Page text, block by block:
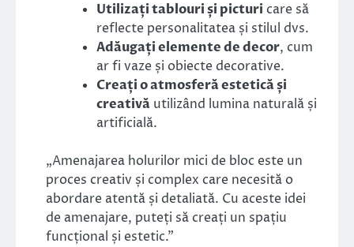
Utilizați tablouri și picturi care să
reflecte personalitatea și stilul dvs.
Adăugați elemente de decor, cum
ar fi vaze și obiecte decorative.
Creați o atmosferă estetică și
creativă utilizând lumina naturală și
artificială.
„Amenajarea holurilor mici de bloc este un
proces creativ și complex care necesită o
abordare atentă și detaliată. Cu aceste idei
de amenajare, puteți să creați un spațiu
funcțional și estetic.”